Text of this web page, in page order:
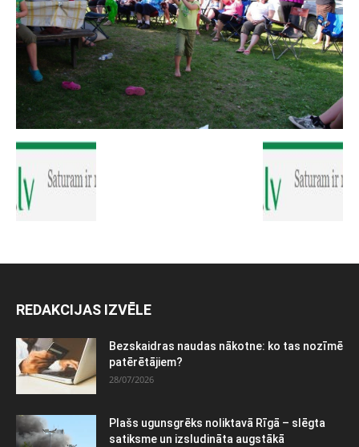
REDAKCIJAS IZVĒLE
Bezskaidras naudas nākotne: ko tas nozīmē
patērētājiem?
28/07/2026
Plašs ugunsgrēks noliktavā Rīgā – slēgta
satiksme un izsludināta augstākā